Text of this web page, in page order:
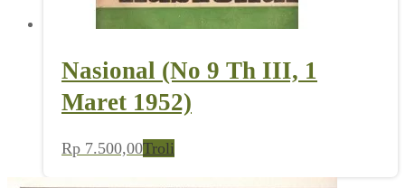
Nasional (No 9 Th III, 1
Maret 1952)
Rp 7.500,00Troli